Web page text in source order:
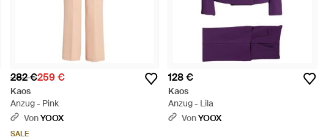
282 €259 €
Kaos
Anzug - Pink
VonYOOX
SALE
128 €
Kaos
Anzug - Lila
VonYOOX